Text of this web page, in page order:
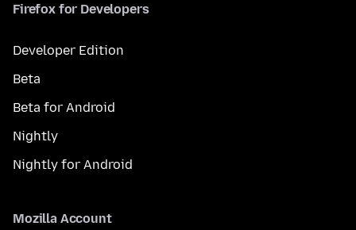
Firefox for Developers
Developer Edition
Beta
Beta for Android
Nightly
Nightly for Android
Mozilla Account